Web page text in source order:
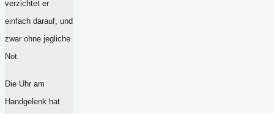
verzichtet er
einfach darauf, und
zwar ohne jegliche
Not.
Die Uhr am
Handgelenk hat